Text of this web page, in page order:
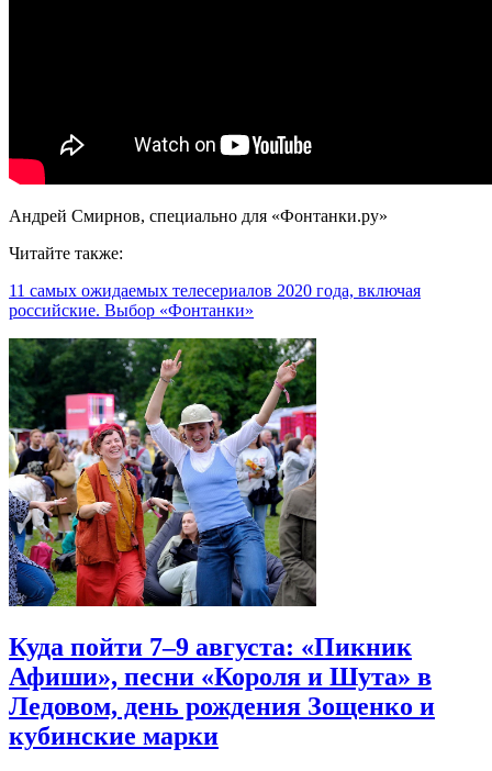
Андрей Смирнов, специально для «Фонтанки.ру»
Читайте также:
11 самых ожидаемых телесериалов 2020 года, включая
российские. Выбор «Фонтанки»
Куда пойти 7–9 августа: «Пикник
Афиши», песни «Короля и Шута» в
Ледовом, день рождения Зощенко и
кубинские марки